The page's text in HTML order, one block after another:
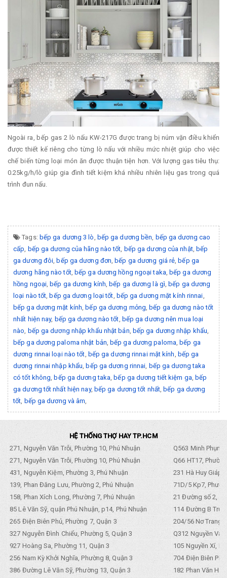
Ngoài ra, bếp gas 2 lò nấu KW-217G được trang bị núm vặn điều khiển
được thiết kế riêng cho từng lò nấu với nhiều mức nhiệt giúp cho việc
chế biến từng loại món ăn được thuận tiện hơn. Với lượng gas tiêu thụ:
0.25kg/h/lò giúp gia đình tiết kiệm khá nhiều nhiên liệu gas trong quá
trình đun nấu.
Tags: bếp ga dương 3 lò, bếp ga dương bền, bếp ga dương cao
cấp, bếp ga dương của hãng nào tốt, bếp ga dương của nhật, bếp
ga dương đôi, bếp ga dương đơn, bếp ga dương giá rẻ, bếp ga
dương hãng nào tốt, bếp ga dương hồng ngoại taka, bếp ga dương
hồng ngoại, bếp ga dương kính, bếp ga dương là gì, bếp ga dương
loại nào tốt, bếp ga dương loại tốt, bếp ga dương mặt kính rinnai,
bếp ga dương mặt kính, bếp ga dương mỏng, bếp ga dương nào tốt
nhất hiện nay, bếp ga dương nào tốt, bếp ga dương nên mua loại
nào, bếp ga dương nhập khẩu nhật bản, bếp ga dương nhập khẩu,
bếp ga dương paloma nhật bản, bếp ga dương paloma, bếp ga
dương rinnai loại nào tốt, bếp ga dương rinnai mặt kính, bếp ga
dương rinnai nhập khẩu, bếp ga dương rinnai, bếp ga dương taka
có tốt không, bếp ga dương taka, bếp ga dương tiết kiệm ga, bếp
ga dương tốt nhất hiện nay, bếp ga dương tốt nhất, bếp ga dương
tốt, bếp ga dương và âm,
HỆ THỐNG THỢ HAY TP.HCM
271, Nguyễn Văn Trỗi, Phường 10, Phú Nhuận
Q563 Minh
271, Nguyễn Văn Trỗi, Phường 10, Phú Nhuận
Q66 HT17,
431, Nguyễn Kiệm, Phường 3, Phú Nhuận
231 Hà Huy Giáp,
139, Phan Đăng Lưu, Phường 2, Phú Nhuận
71D/5 Kp7,
158, Phan Xích Long, Phường 7, Phú Nhuận
21 Đường số 2,
85 Lê Văn Sỹ, quận Phú Nhuận, p14, Phú Nhuận
114 Đường B
265 Điện Biên Phủ, Phường 7, Quận 3
204/56 Nơ Trang
327 Nguyễn Đình Chiểu, Phường 5, Quận 3
Q312 Nguyền
927 Hoàng Sa, Phường 11, Quận 3
105 Nguyền Xí,
256 Nam Kỳ Khởi Nghĩa, Phường 8, Quận 3
704 Điện Biên
386 Đường Lê Văn Sỹ, Phường 13, Quận 3
182 Phan Văn